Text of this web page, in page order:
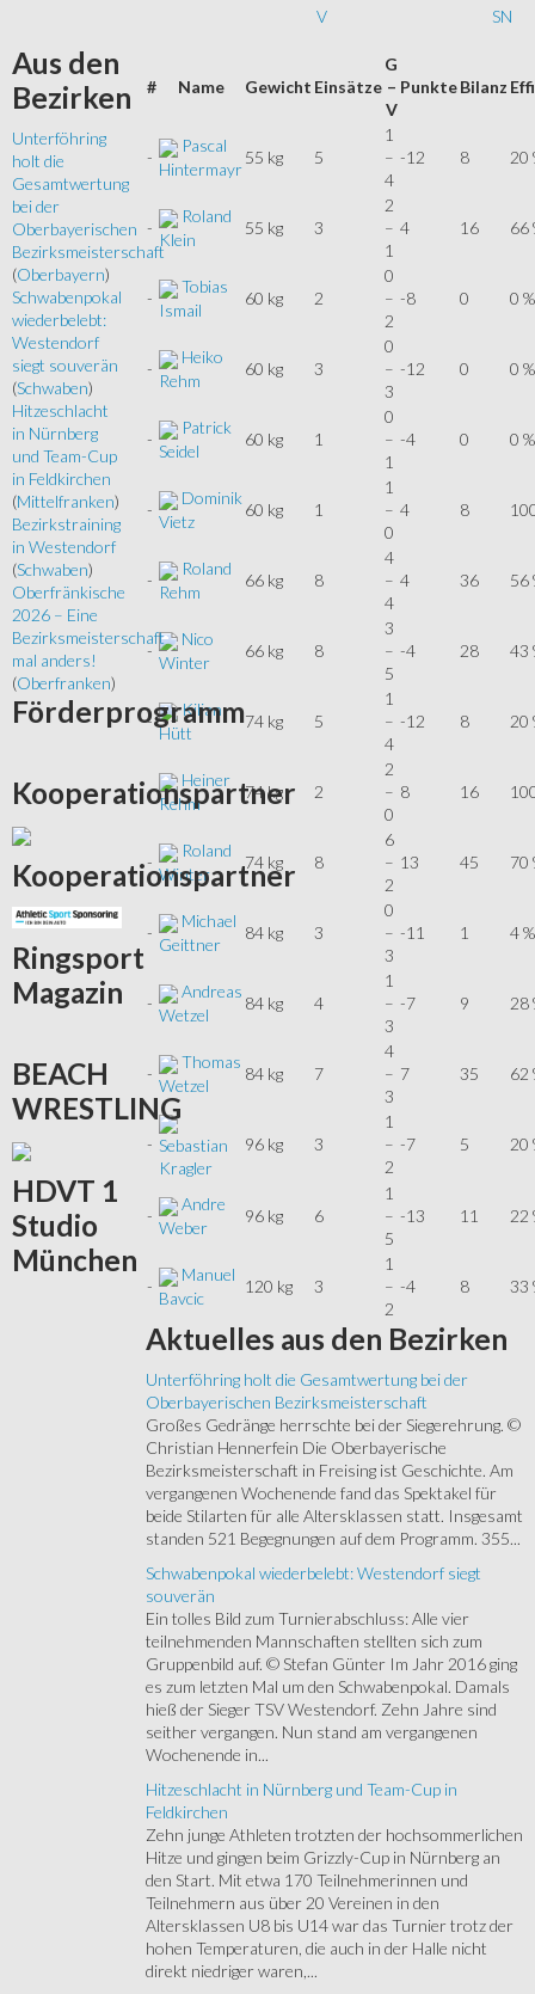
V
SN
# Name Gewicht Einsätze
G
–
V
PunkteBilanz
-
Pascal
Hintermayr
55 kg 5
1
–
4
-12 8 20
-
Roland
Klein
55 kg 3
2
–
1
4 16 66
-
Tobias
Ismail
60 kg 2
0
–
2
-8 0 0 %
-
Heiko
Rehm
60 kg 3
0
–
3
-12 0 0 %
-
Patrick
Seidel
60 kg 1
0
–
1
-4 0 0 %
-
Dominik
Vietz
60 kg 1
1
–
0
4 8
-
Roland
Rehm
66 kg 8
4
–
4
4 36 56
-
Nico
Winter
66 kg 8
3
–
5
-4 28 43
-
Kilian
Hütt
74 kg 5
1
–
4
-12 8 20
-
Heiner
Rehm
74 kg 2
2
–
0
8 16
-
Roland
Winter
74 kg 8
6
–
2
13 45 70
-
Michael
Geittner
84 kg 3
0
–
3
-11 1 4 %
-
Andreas
Wetzel
84 kg 4
1
–
3
-7 9 28
-
Thomas
Wetzel
84 kg 7
4
–
3
7 35 62
- Sebastian
Kragler
96 kg 3
1
–
2
-7 5 20
-
Andre
Weber
96 kg 6
1
–
5
-13 11 22
-
Manuel
Bavcic
120 kg 3
1
–
2
-4 8 33
Aktuelles aus den Bezirken
Unterföhring holt die Gesamtwertung bei der
Oberbayerischen Bezirksmeisterschaft
Großes Gedränge herrschte bei der Siegerehrung. ©
Christian Hennerfein Die Oberbayerische
Bezirksmeisterschaft in Freising ist Geschichte. Am
vergangenen Wochenende fand das Spektakel für
beide Stilarten für alle Altersklassen statt. Insgesamt
standen 521 Begegnungen auf dem Programm. 355...
Schwabenpokal wiederbelebt: Westendorf siegt
souverän
Ein tolles Bild zum Turnierabschluss: Alle vier
teilnehmenden Mannschaften stellten sich zum
Gruppenbild auf. © Stefan Günter Im Jahr 2016 ging
es zum letzten Mal um den Schwabenpokal. Damals
hieß der Sieger TSV Westendorf. Zehn Jahre sind
seither vergangen. Nun stand am vergangenen
Wochenende in...
Hitzeschlacht in Nürnberg und Team-Cup in
Feldkirchen
Zehn junge Athleten trotzten der hochsommerlichen
Hitze und gingen beim Grizzly-Cup in Nürnberg an
den Start. Mit etwa 170 Teilnehmerinnen und
Teilnehmern aus über 20 Vereinen in den
Altersklassen U8 bis U14 war das Turnier trotz der
hohen Temperaturen, die auch in der Halle nicht
direkt niedriger waren,...
Aus den
Bezirken
Unterföhring
holt die
Gesamtwertung
bei der
Oberbayerischen
Bezirksmeisterschaft
(Oberbayern)
Schwabenpokal
wiederbelebt:
Westendorf
siegt souverän
(Schwaben)
Hitzeschlacht
in Nürnberg
und Team-Cup
in Feldkirchen
(Mittelfranken)
Bezirkstraining
in Westendorf
(Schwaben)
Oberfränkische
2026 – Eine
Bezirksmeisterschaft
mal anders!
(Oberfranken)
Förderprogramm
Kooperationspartner
Kooperationspartner
Ringsport
Magazin
BEACH
WRESTLING
HDVT 1
Studio
München